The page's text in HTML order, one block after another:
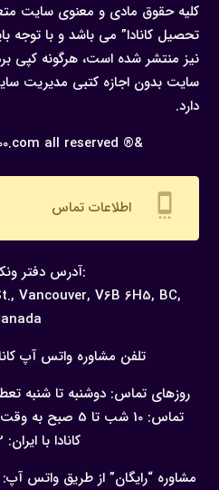
کلیه حقوق مادی و معنوی سایت
تحصیل کانادا” می باشد و با توجه
نیز منتشر شده است، هرگونه كپی
سایت بدون اجازه كتبی مدیریت
دارد.
all reserved ®&
settings_cell اطلاعات تماس
:آدرس دفتر ونکوور کانادا:
Vancouver, V6B 6H5, BC,
تلفن مشاوره واتس آپ
روزهای تماس: دوشنبه تا شنبه
تماس: 10 شب تا 5 صبح به وقت ایران
کانادا با ایران: 12 ساعت
مشاوره “رایگان” از طریق واتس آپ: